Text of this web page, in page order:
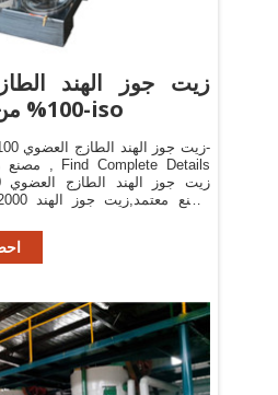
زيت جوز الهند
100% من سري لانكا-iso